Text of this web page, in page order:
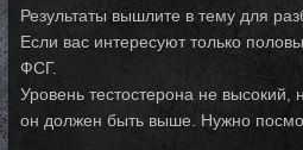
Результаты вышлите в тему для
Если вас интересуют только
ФСГ.
Уровень тестостерона не высокий,
он должен быть выше. Нужно